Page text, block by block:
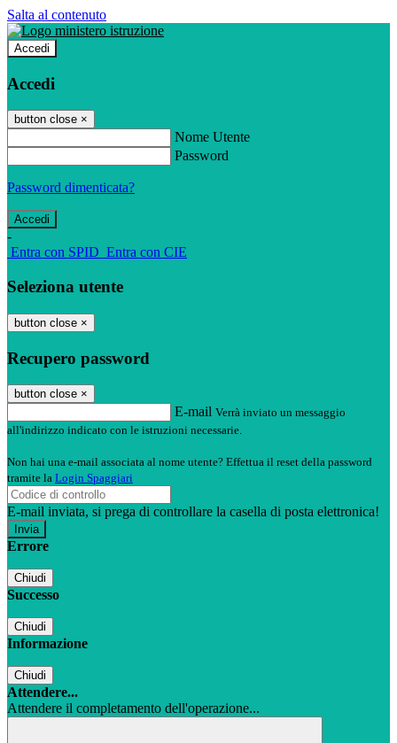
Salta al contenuto
Accedi
Accedi
button close ×
Nome Utente
Password
Password dimenticata?
-
Entra con SPID Entra con CIE
Seleziona utente
button close ×
Recupero password
button close ×
E-mail Verrà inviato un messaggio
all'indirizzo indicato con le istruzioni necessarie.
Non hai una e-mail associata al nome utente? Effettua il reset della password
tramite la Login Spaggiari
E-mail inviata, si prega di controllare la casella di posta elettronica!
Errore
Chiudi
Successo
Chiudi
Informazione
Chiudi
Attendere...
Attendere il completamento dell'operazione...